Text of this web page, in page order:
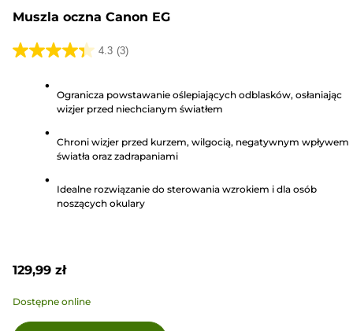
Muszla oczna Canon EG
4.3 (3)
4.3
gwiazdek.
Recenzji
Ogranicza powstawanie oślepiających odblasków, osłaniając
wizjer przed niechcianym światłem
Chroni wizjer przed kurzem, wilgocią, negatywnym wpływem
światła oraz zadrapaniami
Idealne rozwiązanie do sterowania wzrokiem i dla osób
noszących okulary
129,99 zł
Dostępne online